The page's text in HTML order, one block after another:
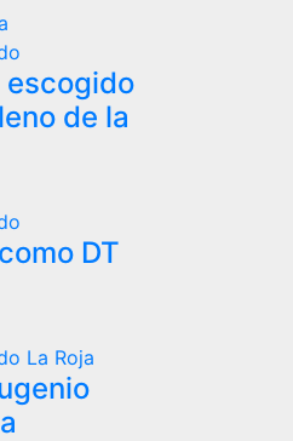
escogido
de la
DT
La Roja